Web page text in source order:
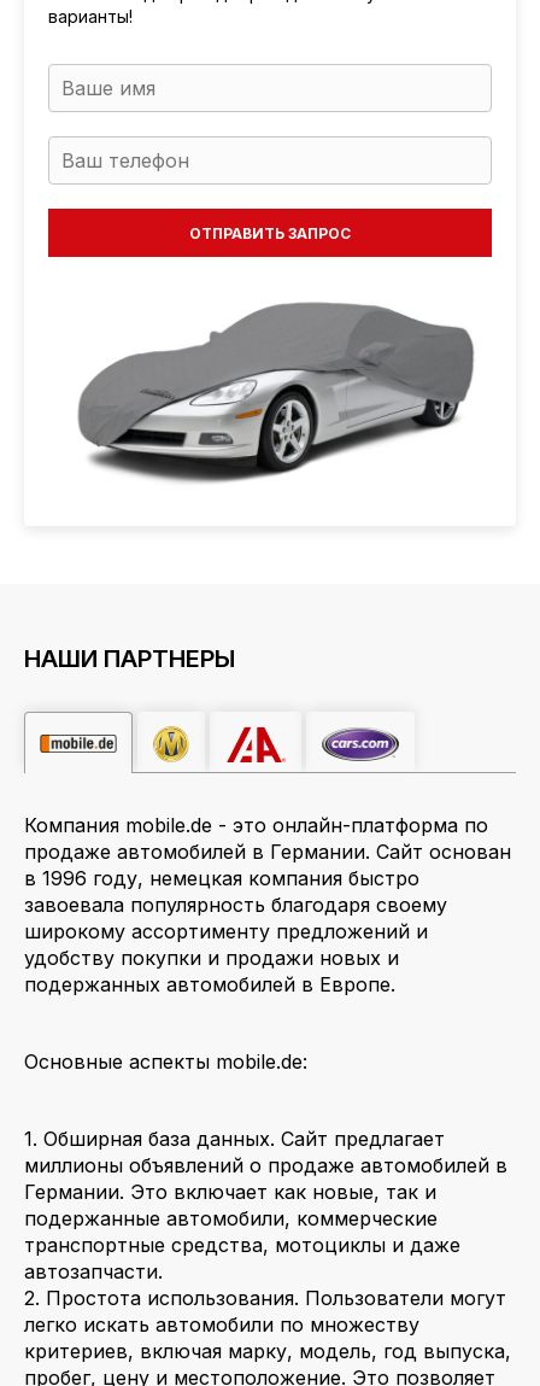
варианты!
НАШИ ПАРТНЕРЫ
Компания mobile.de - это онлайн-платформа по
продаже автомобилей в Германии. Сайт основан
в 1996 году, немецкая компания быстро
завоевала популярность благодаря своему
широкому ассортименту предложений и
удобству покупки и продажи новых и
подержанных автомобилей в Европе.
Основные аспекты mobile.de:
1. Обширная база данных. Сайт предлагает
миллионы объявлений о продаже автомобилей в
Германии. Это включает как новые, так и
подержанные автомобили, коммерческие
транспортные средства, мотоциклы и даже
автозапчасти.
2. Простота использования. Пользователи могут
легко искать автомобили по множеству
критериев, включая марку, модель, год выпуска,
пробег, цену и местоположение. Это позволяет